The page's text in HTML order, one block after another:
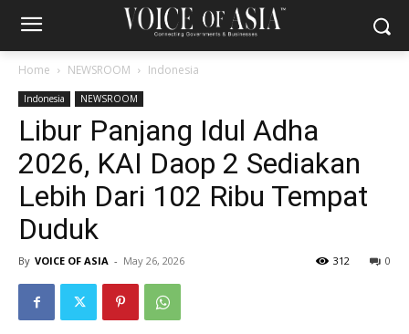
Home NEWSROOM Indonesia
Indonesia NEWSROOM
Libur Panjang Idul Adha
2026, KAI Daop 2 Sediakan
Lebih Dari 102 Ribu Tempat
Duduk
By VOICE OF ASIA - May 26, 2026 0
312